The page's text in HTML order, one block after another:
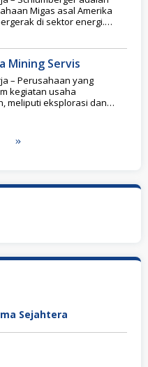
Migas asal Amerika
di sektor energi.
Mining Servis
– Perusahaan yang
kegiatan usaha
meliputi eksplorasi dan
Sejahtera